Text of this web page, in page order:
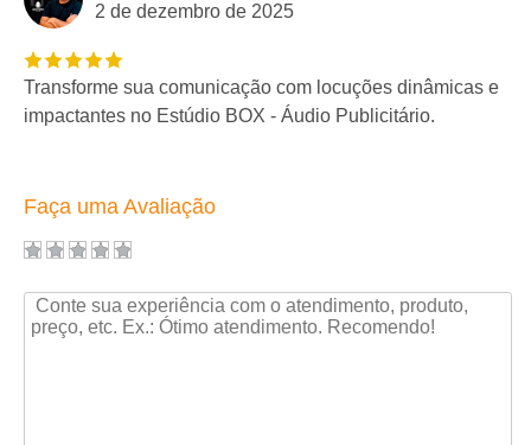
2 de dezembro de 2025
Transforme sua comunicação com locuções dinâmicas e
impactantes no Estúdio BOX - Áudio Publicitário.
Faça uma Avaliação